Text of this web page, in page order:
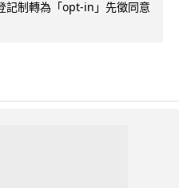
記制轉為「opt-in」先徵同意